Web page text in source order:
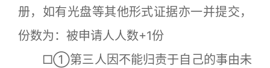
册，如有光盘等其他形式证据亦一并提交，
份数为：被申请人人数+1份
□①第三人因不能归责于自己的事由未